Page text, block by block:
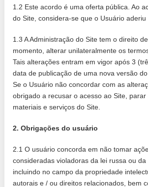
1.2 Este acordo é uma oferta pública. Ao
do Site, considera-se que o Usuário aderiu
1.3 A Administração do Site tem o direito
momento, alterar unilateralmente os
Tais alterações entram em vigor após 3
data de publicação de uma nova versão
Se o Usuário não concordar com as
obrigado a recusar o acesso ao Site,
materiais e serviços do Site.
2. Obrigações do usuário
2.1 O usuário concorda em não tomar
consideradas violadoras da lei russa ou da
incluindo no campo da propriedade
autorais e / ou direitos relacionados, bem